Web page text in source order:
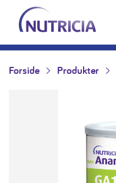
Hopp til innholdet
Nutricia.no
Forside Produkter